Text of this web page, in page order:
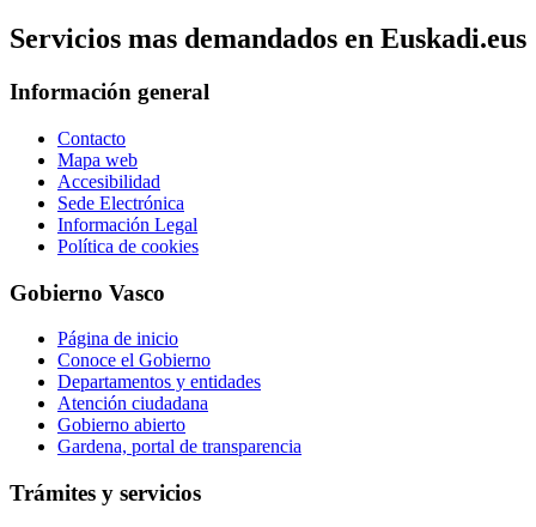
Servicios mas demandados en Euskadi.eus
Información general
Contacto
Mapa web
Accesibilidad
Sede Electrónica
Información Legal
Política de cookies
Gobierno Vasco
Página de inicio
Conoce el Gobierno
Departamentos y entidades
Atención ciudadana
Gobierno abierto
Gardena, portal de transparencia
Trámites y servicios